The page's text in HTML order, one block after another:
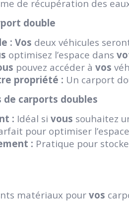
de récupération des
double
: Vos deux véhicules
optimisez l’espace dans
pouvez accéder à vos
propriété : Un carport
carports doubles
: Idéal si vous souhaitez
pour optimiser
: Pratique pour
matériaux pourvos